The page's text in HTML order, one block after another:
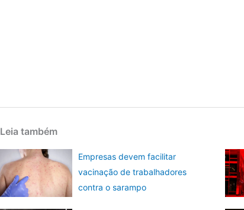
Leia também
Empresas devem facilitar
vacinação de trabalhadores
contra o sarampo